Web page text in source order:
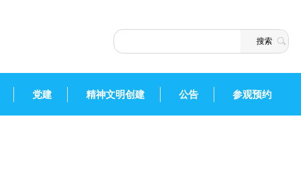
党建 精神文明创建 公告 参观预约